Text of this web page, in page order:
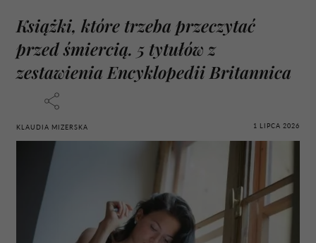
Książki, które trzeba przeczytać
przed śmiercią. 5 tytułów z
zestawienia Encyklopedii Britannica
KLAUDIA MIZERSKA 1 LIPCA 2026